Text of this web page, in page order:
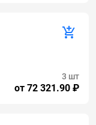
от 72 321.90 ₽
3 шт